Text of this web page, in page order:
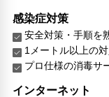
感染症対策
安全対策・手順を
1メートル以上の
プロ仕様の消毒サ
インターネット